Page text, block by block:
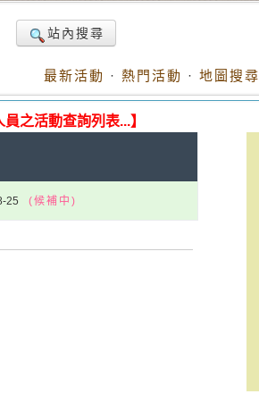
站內搜尋
最新活動 · 熱門活動 · 地圖搜尋
員之活動查詢列表...】
25 (候補中)